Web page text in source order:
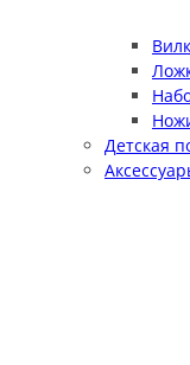
Детская